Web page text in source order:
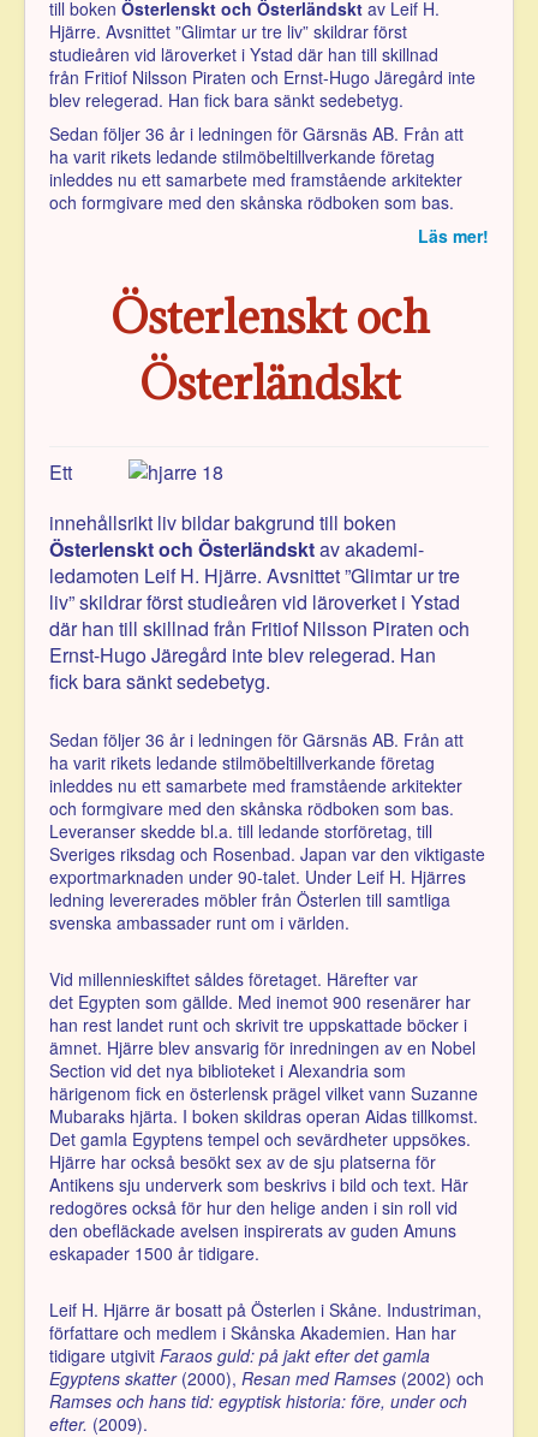
till boken Österlenskt och Österländskt av Leif H.
Hjärre. Avsnittet ”Glimtar ur tre liv” skildrar först
studieåren vid läroverket i Ystad där han till skillnad
från Fritiof Nilsson Piraten och Ernst-Hugo Järegård inte
blev relegerad. Han fick bara sänkt sedebetyg.
Sedan följer 36 år i ledningen för Gärsnäs AB. Från att
ha varit rikets ledande stilmöbeltillverkande företag
inleddes nu ett samarbete med framstående arkitekter
och formgivare med den skånska rödboken som bas.
Läs mer!
Österlenskt och
Österländskt
Ett
innehållsrikt liv bildar bakgrund till boken
Österlenskt och Österländsktav akademi-
ledamoten Leif H. Hjärre. Avsnittet ”Glimtar ur tre
liv” skildrar först studieåren vid läroverket i Ystad
där han till skillnad från Fritiof Nilsson Piraten och
Ernst-Hugo Järegård inte blev relegerad. Han
fick bara sänkt sedebetyg.
Sedan följer 36 år i ledningen för Gärsnäs AB. Från att
ha varit rikets ledande stilmöbeltillverkande företag
inleddes nu ett samarbete med framstående arkitekter
och formgivare med den skånska rödboken som bas.
Leveranser skedde bl.a. till ledande storföretag, till
Sveriges riksdag och Rosenbad. Japan var den viktigaste
exportmarknaden under 90-talet. Under Leif H. Hjärres
ledning levererades möbler från Österlen till samtliga
svenska ambassader runt om i världen.
Vid millennieskiftet såldes företaget. Härefter var
det Egypten som gällde. Med inemot 900 resenärer har
han rest landet runt och skrivit tre uppskattade böcker i
ämnet. Hjärre blev ansvarig för inredningen av en Nobel
Section vid det nya biblioteket i Alexandria som
härigenom fick en österlensk prägel vilket vann Suzanne
Mubaraks hjärta. I boken skildras operan Aidas tillkomst.
Det gamla Egyptens tempel och sevärdheter uppsökes.
Hjärre har också besökt sex av de sju platserna för
Antikens sju underverk som beskrivs i bild och text. Här
redogöres också för hur den helige anden i sin roll vid
den obefläckade avelsen inspirerats av guden Amuns
eskapader 1500 år tidigare.
Leif H. Hjärre är bosatt på Österlen i Skåne. Industriman,
författare och medlem i Skånska Akademien. Han har
tidigare utgivit Faraos guld: på jakt efter det gamla
Egyptens skatter(2000), Resan med Ramses (2002) och
Ramses och hans tid: egyptisk historia: före, under och
efter. (2009).